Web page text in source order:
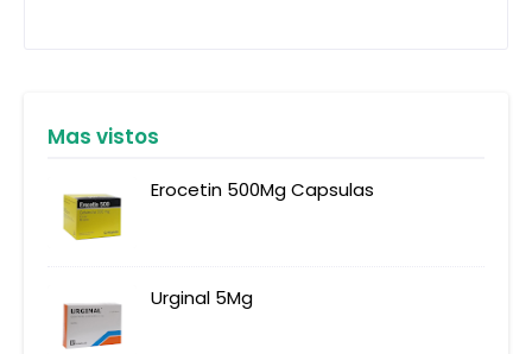
Mas vistos
Erocetin 500Mg Capsulas
Urginal 5Mg